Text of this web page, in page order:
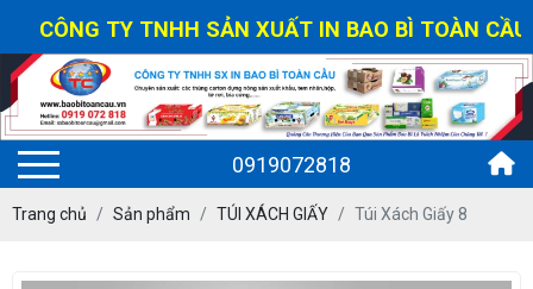
CÔNG TY TNHH SẢN XUẤT IN BAO BÌ TOÀN CẦU
0919072818
Trang chủ Sản phẩm TÚI XÁCH GIẤY Túi Xách Giấy 8